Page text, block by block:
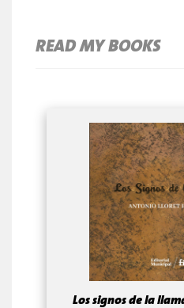
READ MY BOOKS
Los signos de la